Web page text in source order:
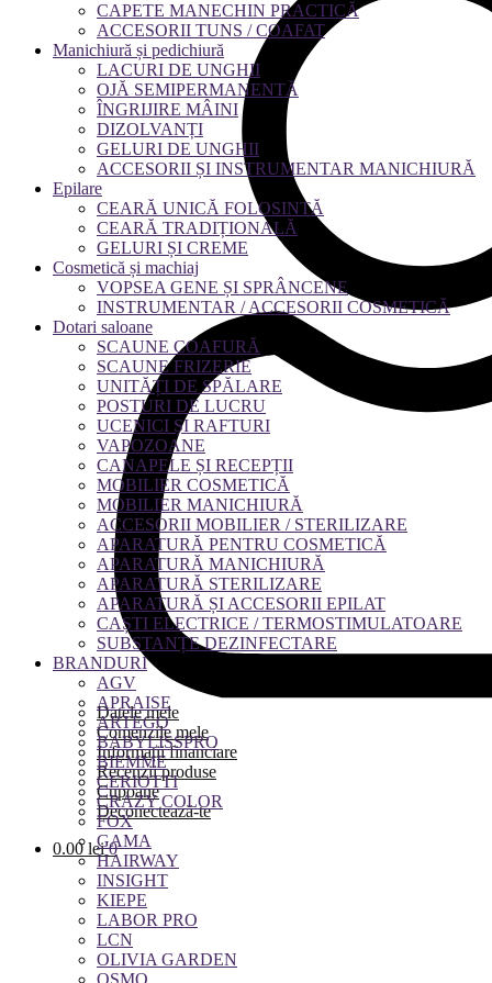
Datele mele
Comenzile mele
Informații financiare
Recenzii produse
Cupoane
Deconectează-te
0.00lei 0
CAPETE MANECHIN PRACTICĂ
ACCESORII TUNS / COAFAT
Manichiură și pedichiură
LACURI DE UNGHII
OJĂ SEMIPERMANENTĂ
ÎNGRIJIRE MÂINI
DIZOLVANȚI
GELURI DE UNGHII
ACCESORII ȘI INSTRUMENTAR MANICHIURĂ
Epilare
CEARĂ UNICĂ FOLOSINTĂ
CEARĂ TRADIȚIONALĂ
GELURI ȘI CREME
Cosmetică și machiaj
VOPSEA GENE ȘI SPRÂNCENE
INSTRUMENTAR / ACCESORII COSMETICĂ
Dotari saloane
SCAUNE COAFURĂ
SCAUNE FRIZERIE
UNITĂȚI DE SPĂLARE
POSTURI DE LUCRU
UCENICI ȘI RAFTURI
VAPOZOANE
CANAPELE ȘI RECEPȚII
MOBILIER COSMETICĂ
MOBILIER MANICHIURĂ
ACCESORII MOBILIER / STERILIZARE
APARATURĂ PENTRU COSMETICĂ
APARATURĂ MANICHIURĂ
APARATURĂ STERILIZARE
APARATURĂ ȘI ACCESORII EPILAT
CAȘTI ELECTRICE / TERMOSTIMULATOARE
SUBSTANȚE DEZINFECTARE
BRANDURI
AGV
APRAISE
ARTEGO
BABYLISSPRO
BIEMME
CERIOTTI
CRAZY COLOR
FOX
GAMA
HAIRWAY
INSIGHT
KIEPE
LABOR PRO
LCN
OLIVIA GARDEN
OSMO